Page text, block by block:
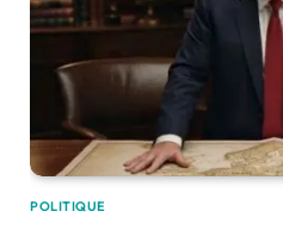
POLITIQUE